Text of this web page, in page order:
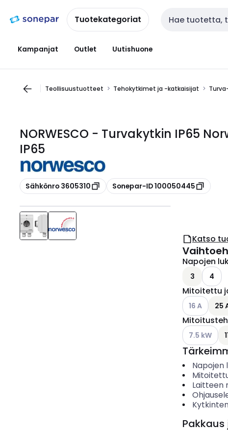
navigointiinsisältöönTuotekategoriat Haku
Kampanjat Outlet Uutishuone
Teollisuustuotteet Tehokytkimet ja -katkaisijat
NORWESCO - Turvakytkin IP65
IP65
Kopioi
Sähkönro 3605310 Kopioi
Sonepar-ID 100050445
Katso
Napojen
3 4
Mitoitettu
Katso
16 A 25
Katso
7.5 kW
Napojen
Laitteen